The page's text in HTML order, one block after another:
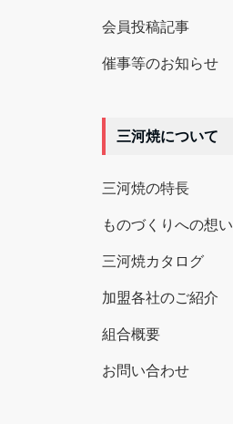
会員投稿記事
催事等のお知らせ
三河焼について
三河焼の特長
ものづくりへの想い
三河焼カタログ
加盟各社のご紹介
組合概要
お問い合わせ